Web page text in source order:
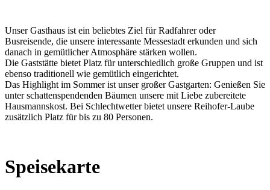
Unser Gasthaus ist ein beliebtes Ziel für Radfahrer oder
Busreisende, die unsere interessante Messestadt erkunden und sich
danach in gemütlicher Atmosphäre stärken wollen.
Die Gaststätte bietet Platz für unterschiedlich große Gruppen und ist
ebenso traditionell wie gemütlich eingerichtet.
Das Highlight im Sommer ist unser großer Gastgarten: Genießen Sie
unter schattenspendenden Bäumen unsere mit Liebe zubereitete
Hausmannskost. Bei Schlechtwetter bietet unsere Reihofer-Laube
zusätzlich Platz für bis zu 80 Personen.
Speisekarte